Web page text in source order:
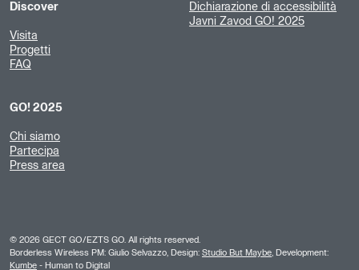
Discover
Visita
Progetti
FAQ
GO! 2025
Chi siamo
Partecipa
Press area
Dichiarazione di accessibilità
Javni Zavod GO! 2025
© 2026 GECT GO/EZTS GO. All rights reserved.
Borderless Wireless PM: Giulio Selvazzo, Design: Studio But Maybe , Development:
Kumbe - Human to Digital